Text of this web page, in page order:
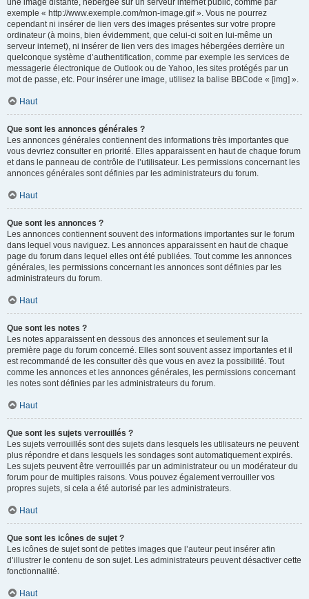
une image distante, hébergée sur un serveur internet public, comme par
exemple « http://www.exemple.com/mon-image.gif ». Vous ne pourrez
cependant ni insérer de lien vers des images présentes sur votre propre
ordinateur (à moins, bien évidemment, que celui-ci soit en lui-même un
serveur internet), ni insérer de lien vers des images hébergées derrière un
quelconque système d’authentification, comme par exemple les services de
messagerie électronique de Outlook ou de Yahoo, les sites protégés par un
mot de passe, etc. Pour insérer une image, utilisez la balise BBCode « [img] ».
Haut
Que sont les annonces générales ?
Les annonces générales contiennent des informations très importantes que
vous devriez consulter en priorité. Elles apparaissent en haut de chaque forum
et dans le panneau de contrôle de l’utilisateur. Les permissions concernant les
annonces générales sont définies par les administrateurs du forum.
Haut
Que sont les annonces ?
Les annonces contiennent souvent des informations importantes sur le forum
dans lequel vous naviguez. Les annonces apparaissent en haut de chaque
page du forum dans lequel elles ont été publiées. Tout comme les annonces
générales, les permissions concernant les annonces sont définies par les
administrateurs du forum.
Haut
Que sont les notes ?
Les notes apparaissent en dessous des annonces et seulement sur la
première page du forum concerné. Elles sont souvent assez importantes et il
est recommandé de les consulter dès que vous en avez la possibilité. Tout
comme les annonces et les annonces générales, les permissions concernant
les notes sont définies par les administrateurs du forum.
Haut
Que sont les sujets verrouillés ?
Les sujets verrouillés sont des sujets dans lesquels les utilisateurs ne peuvent
plus répondre et dans lesquels les sondages sont automatiquement expirés.
Les sujets peuvent être verrouillés par un administrateur ou un modérateur du
forum pour de multiples raisons. Vous pouvez également verrouiller vos
propres sujets, si cela a été autorisé par les administrateurs.
Haut
Que sont les icônes de sujet ?
Les icônes de sujet sont de petites images que l’auteur peut insérer afin
d’illustrer le contenu de son sujet. Les administrateurs peuvent désactiver cette
fonctionnalité.
Haut